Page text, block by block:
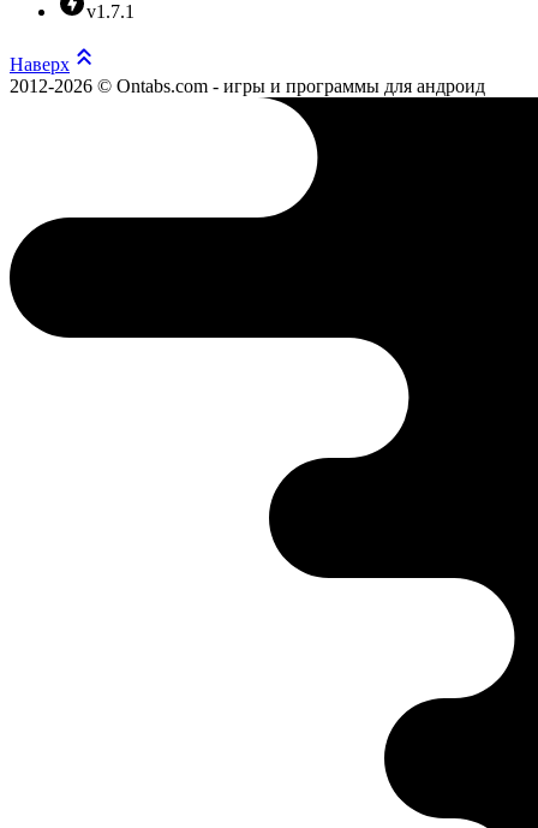
v1.7.1
Наверх
2012-2026 © Ontabs.com - игры и программы для андроид